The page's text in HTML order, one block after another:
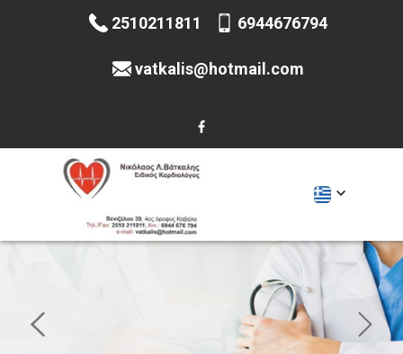
2510211811 6944676794
vatkalis@hotmail.com